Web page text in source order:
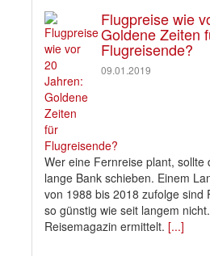
Flugpreise wie
Goldene Zeiten
Flugreisende?
09.01.2019
Wer eine Fernreise plant, sollte
lange Bank schieben. Einem
von 1988 bis 2018 zufolge
so günstig wie seit langem
Reisemagazin ermittelt. [...]